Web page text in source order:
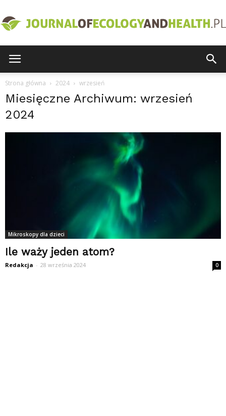
Strona główna 2024 wrzesień
Miesięczne Archiwum: wrzesień
2024
Mikroskopy dla dzieci
Ile waży jeden atom?
Redakcja - 28 września 2024 0